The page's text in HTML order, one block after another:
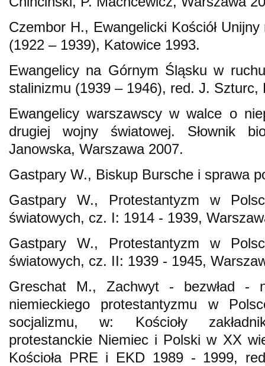
Czembor H., Ewangelicki Kościół
(1922 – 1939), Katowice 1993.
Ewangelicy na Górnym Śląsku w
stalinizmu (1939 – 1946), red. J. Szturc,
Ewangelicy warszawscy w walce o
drugiej wojny światowej. Słownik
Janowska, Warszawa 2007.
Gastpary W., Biskup Bursche i sprawa
Gastpary W., Protestantyzm w
światowych, cz. I: 1914 - 1939,
Gastpary W., Protestantyzm w
światowych, cz. II: 1939 - 1945,
Greschat M., Zachwyt - bezwład -
niemieckiego protestantyzmu w
socjalizmu, w: Kościoły
protestanckie Niemiec i Polski w XX
Kościoła PRE i EKD 1989 - 1999,